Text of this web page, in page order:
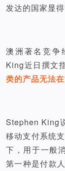
发达的国家显得
澳洲著名竞争
King近日撰文
类的产品无法在
Stephen King
移动支付系统
下，用于一般
第一种是付款